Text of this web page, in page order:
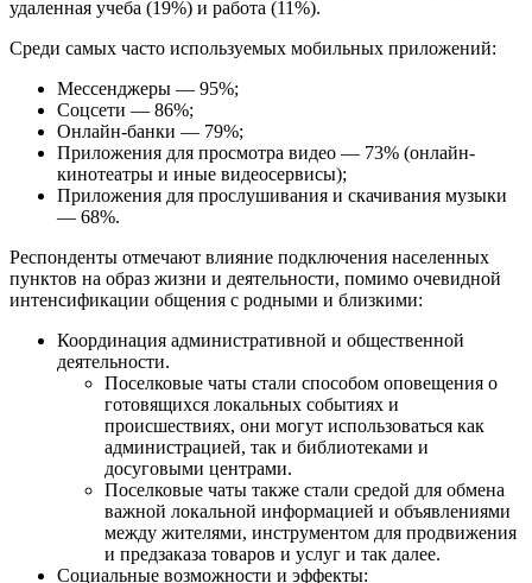
удаленная учеба (19%) и работа (11%).
Среди самых часто используемых мобильных приложений:
Мессенджеры — 95%;
Соцсети — 86%;
Онлайн-банки — 79%;
Приложения для просмотра видео — 73% (онлайн-
кинотеатры и иные видеосервисы);
Приложения для прослушивания и скачивания музыки
— 68%.
Респонденты отмечают влияние подключения населенных
пунктов на образ жизни и деятельности, помимо очевидной
интенсификации общения с родными и близкими:
Координация административной и общественной
деятельности.
Поселковые чаты стали способом оповещения о
готовящихся локальных событиях и
происшествиях, они могут использоваться как
администрацией, так и библиотеками и
досуговыми центрами.
Поселковые чаты также стали средой для обмена
важной локальной информацией и объявлениями
между жителями, инструментом для продвижения
и предзаказа товаров и услуг и так далее.
Социальные возможности и эффекты: